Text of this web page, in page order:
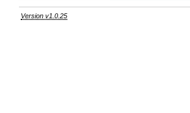
Version v1.0.25